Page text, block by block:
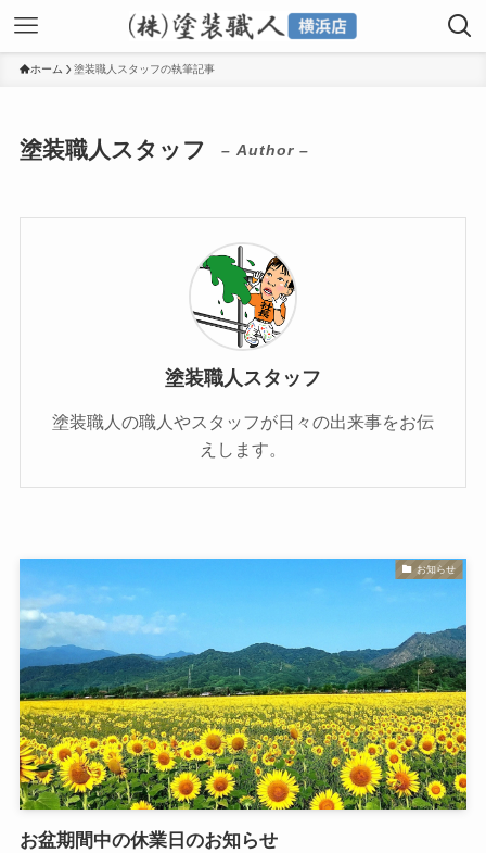
ホーム 塗装職人スタッフの執筆記事
塗装職人スタッフ – Author –
塗装職人スタッフ
塗装職人の職人やスタッフが日々の出来事をお伝
えします。
お知らせ
お盆期間中の休業日のお知らせ